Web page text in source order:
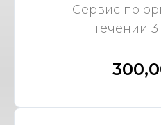
Сервис по
течении